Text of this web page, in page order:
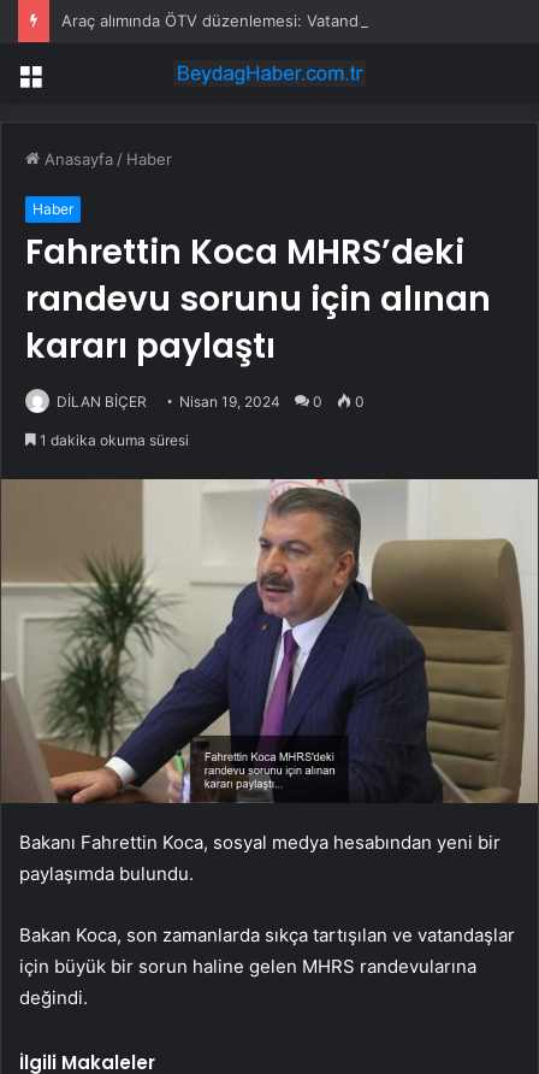
Menü
Anasayfa / Haber
Haber
Fahrettin Koca MHRS’deki
randevu sorunu için alınan
kararı paylaştı
DİLAN BİÇER Nisan 19, 2024 0 0
1 dakika okuma süresi
Bakanı Fahrettin Koca, sosyal medya hesabından yeni bir
paylaşımda bulundu.
Bakan Koca, son zamanlarda sıkça tartışılan ve vatandaşlar
için büyük bir sorun haline gelen MHRS randevularına
değindi.
İlgili Makaleler